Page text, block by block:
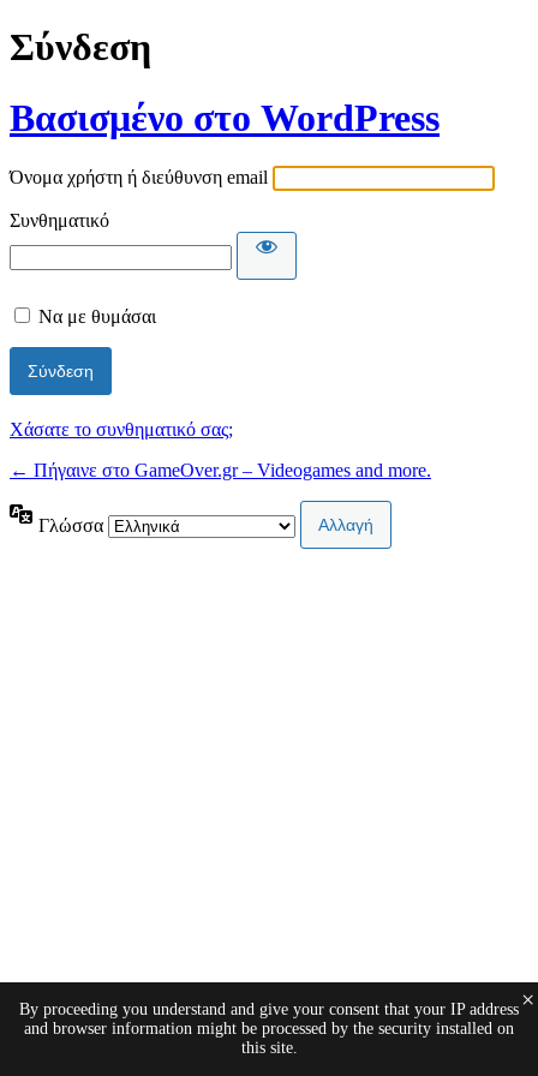
Σύνδεση
Βασισμένο στο WordPress
Όνομα χρήστη ή διεύθυνση email
Συνθηματικό
Να με θυμάσαι
Χάσατε το συνθηματικό σας;
← Πήγαινε στο GameOver.gr – Videogames and more.
Γλώσσα
By proceeding you understand and give your consent that your IP address
and browser information might be processed by the security installed on
this site.
×